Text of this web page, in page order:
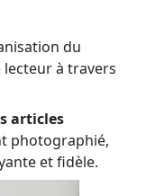
du
à travers
articles
photographié,
et fidèle.